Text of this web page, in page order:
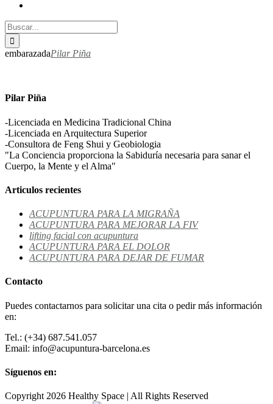
embarazadaPilar Piña
Pilar Piña
-Licenciada en Medicina Tradicional China
-Licenciada en Arquitectura Superior
-Consultora de Feng Shui y Geobiologia
"La Conciencia proporciona la Sabiduría necesaria para sanar el
Cuerpo, la Mente y el Alma"
Articulos recientes
ACUPUNTURA PARA LA MIGRAÑA
ACUPUNTURA PARA MEJORAR LA FIV
lifting facial con acupuntura
ACUPUNTURA PARA EL DOLOR
ACUPUNTURA PARA DEJAR DE FUMAR
Contacto
Puedes contactarnos para solicitar una cita o pedir más información
en:
Tel.: (+34) 687.541.057
Email: info@acupuntura-barcelona.es
Síguenos en:
Copyright 2026 Healthy Space | All Rights Reserved